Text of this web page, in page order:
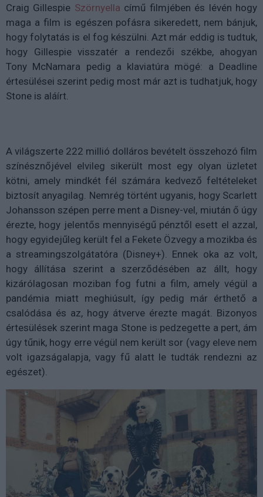
Craig Gillespie Szörnyella című filmjében és lévén hogy
maga a film is egészen pofásra sikeredett, nem bánjuk,
hogy folytatás is el fog készülni. Azt már eddig is tudtuk,
hogy Gillespie visszatér a rendezői székbe, ahogyan
Tony McNamara pedig a klaviatúra mögé: a Deadline
értesülései szerint pedig most már azt is tudhatjuk, hogy
Stone is aláírt.
A világszerte 222 millió dolláros bevételt összehozó film
színésznőjével elvileg sikerült most egy olyan üzletet
kötni, amely mindkét fél számára kedvező feltételeket
biztosít anyagilag. Nemrég történt ugyanis, hogy Scarlett
Johansson szépen perre ment a Disney-vel, miután ő úgy
érezte, hogy jelentős mennyiségű pénztől esett el azzal,
hogy egyidejűleg került fel a Fekete Özvegy a mozikba és
a streamingszolgátatóra (Disney+). Ennek oka az volt,
hogy állítása szerint a szerződésében az állt, hogy
kizárólagosan moziban fog futni a film, amely végül a
pandémia miatt meghiúsult, így pedig már érthető a
csalódása és az, hogy átverve érezte magát. Bizonyos
értesülések szerint maga Stone is pedzegette a pert, ám
úgy tűnik, hogy erre végül nem került sor (vagy eleve nem
volt igazságalapja, vagy fű alatt le tudták rendezni az
egészet).